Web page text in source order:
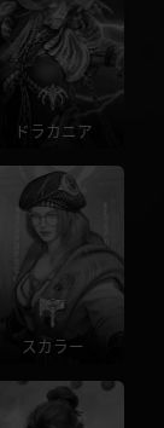
ドラカニア
スカラー